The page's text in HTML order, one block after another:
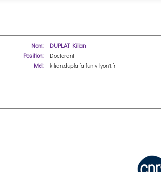
Nom:
DUPLAT Kilian
Position:
Doctorant
Mel:
kilian.duplat[at]univ-lyon1.fr